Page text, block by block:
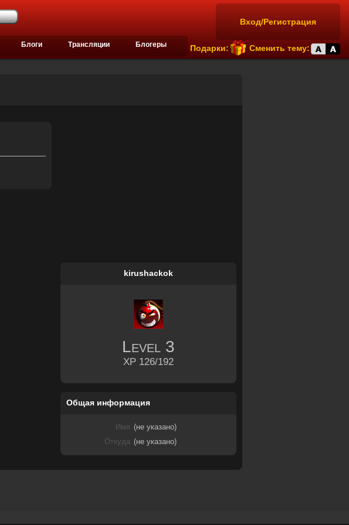
Вход/Регистрация
Подарки: Сменить тему:
Блоги Трансляции Блогеры
kirushackok
Level 3
XP 126/192
Общая информация
Имя (не указано)
Откуда (не указано)